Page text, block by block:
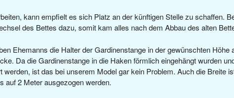
kann empfielt es sich Platz an der künftigen Stelle zu schaffen.
des Bettes dazu, somit kam alles nach dem Abbau des alten
Ehemanns die Halter der Gardinenstange in der gewünschten Höhe
Da die Gardinenstange in die Haken förmlich eingehängt wurden
werden, ist das bei unserem Model gar kein Problem. Auch die Breite
auf 2 Meter ausgezogen werden.